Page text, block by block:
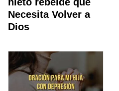
nieto rebelde que
Necesita Volver a
Dios